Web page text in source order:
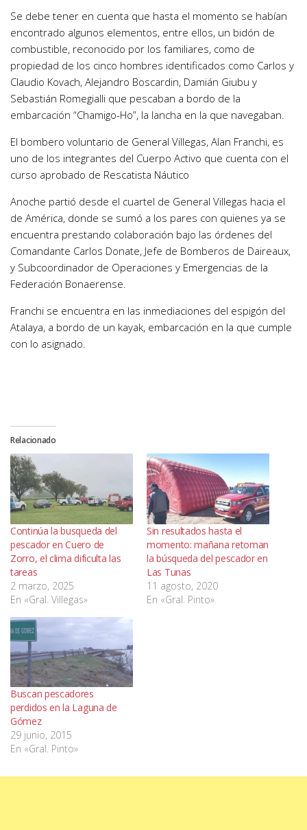
Se debe tener en cuenta que hasta el momento se habían
encontrado algunos elementos, entre ellos, un bidón de
combustible, reconocido por los familiares, como de
propiedad de los cinco hombres identificados como Carlos y
Claudio Kovach, Alejandro Boscardin, Damián Giubu y
Sebastián Romegialli que pescaban a bordo de la
embarcación “Chamigo-Ho”, la lancha en la que navegaban.
El bombero voluntario de General Villegas, Alan Franchi, es
uno de los integrantes del Cuerpo Activo que cuenta con el
curso aprobado de Rescatista Náutico
Anoche partió desde el cuartel de General Villegas hacia el
de América, donde se sumó a los pares con quienes ya se
encuentra prestando colaboración bajo las órdenes del
Comandante Carlos Donate, Jefe de Bomberos de Daireaux,
y Subcoordinador de Operaciones y Emergencias de la
Federación Bonaerense.
Franchi se encuentra en las inmediaciones del espigón del
Atalaya, a bordo de un kayak, embarcación en la que cumple
con lo asignado.
Relacionado
Continúa la busqueda del
pescador en Cuero de
Zorro, el clima dificulta las
tareas
2 marzo, 2025
En «Gral. Villegas»
Sin resultados hasta el
momento: mañana retoman
la búsqueda del pescador en
Las Tunas
11 agosto, 2020
En «Gral. Pinto»
Buscan pescadores
perdidos en la Laguna de
Gómez
29 junio, 2015
En «Gral. Pinto»